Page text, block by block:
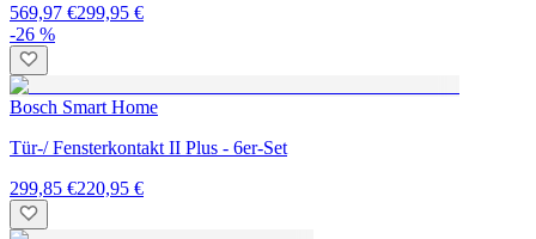
569,97 €299,95 €
-26 %
Bosch Smart Home
Tür-/ Fensterkontakt II Plus - 6er-Set
299,85 €220,95 €